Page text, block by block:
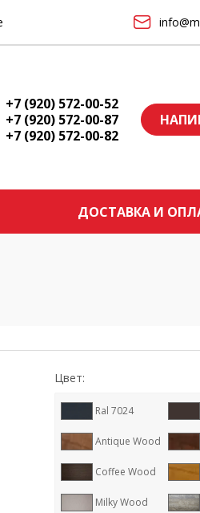
+7 (920) 572-00-52
+7 (920) 572-00-87
+7 (920) 572-00-82
ДОСТАВКА И
Цвет:
Ral 7024
Antique Wood
Coffee Wood
Milky Wood